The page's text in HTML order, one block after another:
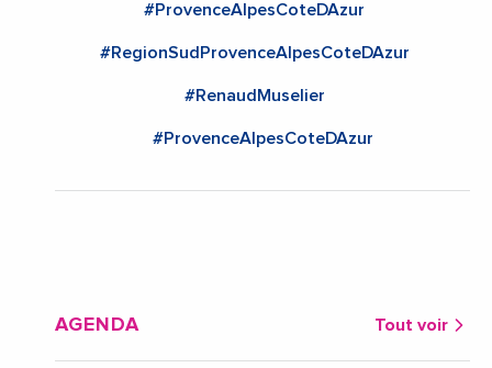
#ProvenceAlpesCoteDAzur
#RegionSudProvenceAlpesCoteDAzur
#RenaudMuselier
#ProvenceAlpesCoteDAzur
AGENDA Tout voir